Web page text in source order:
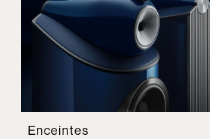
Enceintes